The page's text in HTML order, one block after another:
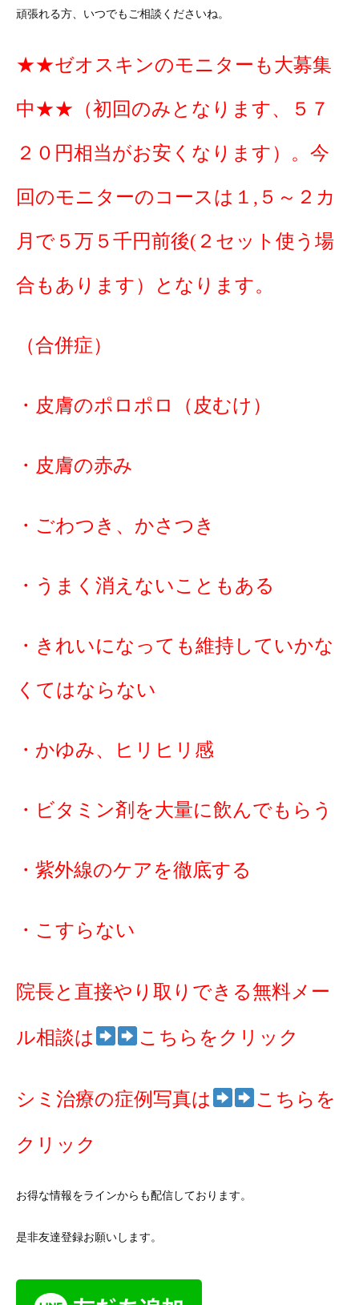
頑張れる方、いつでもご相談くださいね。
★★ゼオスキンのモニターも大募集
中★★（初回のみとなります、５７
２０円相当がお安くなります）。今
回のモニターのコースは１,５～２カ
月で５万５千円前後(２セット使う場
合もあります）となります。
（合併症）
・皮膚のポロポロ（皮むけ）
・皮膚の赤み
・ごわつき、かさつき
・うまく消えないこともある
・きれいになっても維持していかな
くてはならない
・かゆみ、ヒリヒリ感
・ビタミン剤を大量に飲んでもらう
・紫外線のケアを徹底する
・こすらない
院長と直接やり取りできる無料メー
ル相談は こちらをクリック
シミ治療の症例写真は こ ちらを
クリック
お得な情報をラインからも配信しております。
是非友達登録お願いします。